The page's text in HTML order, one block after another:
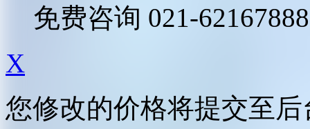
免费咨询 021-62167888
X
您修改的价格将提交至